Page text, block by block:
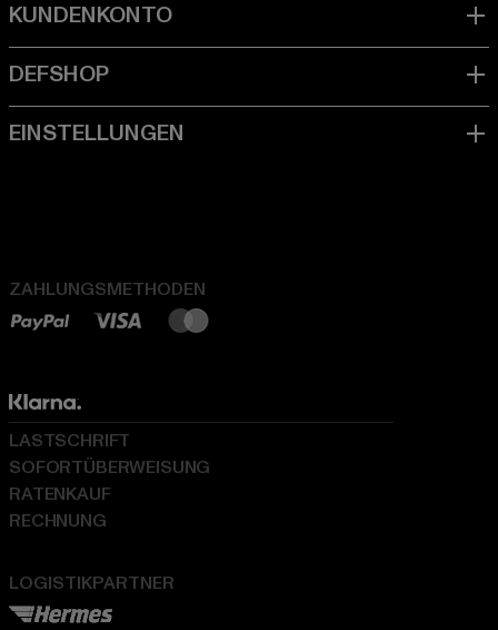
ZAHLUNGSMETHODEN
LOGISTIKPARTNER
LASTSCHRIFT
SOFORTÜBERWEISUNG
RATENKAUF
RECHNUNG